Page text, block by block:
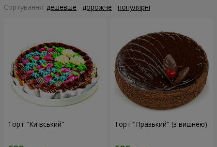
Сортування: дешевше дорожче популярні
Торт "Київський" Торт "Празький" (з вишнею)